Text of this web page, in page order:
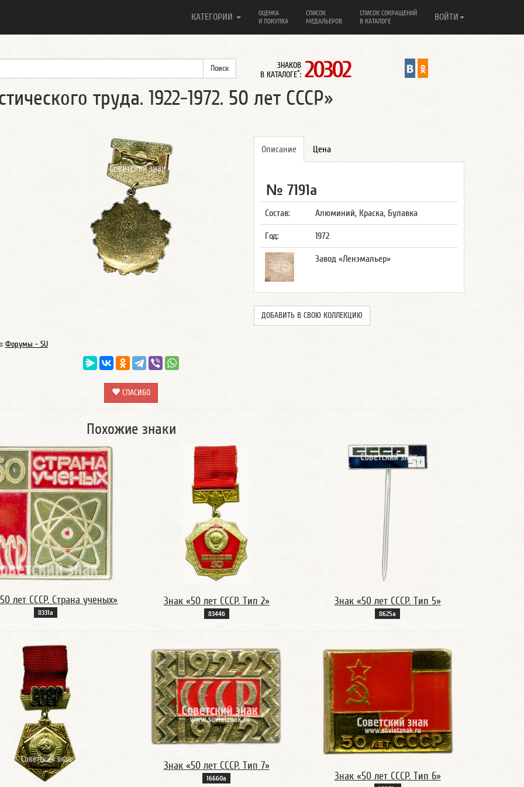
КАТЕГОРИИ
ОЦЕНКА
И ПОКУПКА
СПИСОК
МЕДАЛЬЕРОВ
СПИСОК СОКРАЩЕНИЙ
В КАТАЛОГЕ
ВОЙТИ
ЗНАКОВ
В КАТАЛОГЕ*: 20302
труда. 1922-1972. 50 лет СССР»
Описание Цена
№ 7191а
Состав: Алюминий, Краска, Булавка
Год: 1972
Завод «Ленэмальер»
ДОБАВИТЬ В СВОЮ КОЛЛЕКЦИЮ
Форумы - SU
СПАСИБО
Похожие знаки
лет СССР. Страна ученых»
8331а
Знак «50 лет СССР. Тип 2»
8344б
Знак «50 лет СССР. Тип 5»
8625а
Знак «50 лет СССР. Тип 7»
16660а Знак «50 лет СССР. Тип 6»